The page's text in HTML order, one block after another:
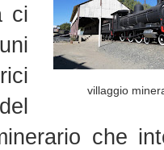
villaggio
ci
che